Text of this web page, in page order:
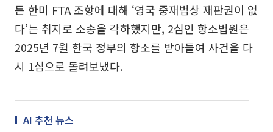
든 한미 FTA 조항에 대해 ‘영국 중재법상 재판권이 없
다’는 취지로 소송을 각하했지만, 2심인 항소법원은
2025년 7월 한국 정부의 항소를 받아들여 사건을 다
시 1심으로 돌려보냈다.
AI 추천 뉴스